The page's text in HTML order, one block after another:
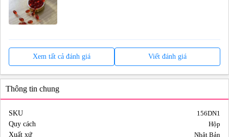
Xem tất cả đánh giá Viết đánh giá
Thông tin chung
SKU
156DN1
Quy cách
Hộp
Xuất xứ
Nhật Bản